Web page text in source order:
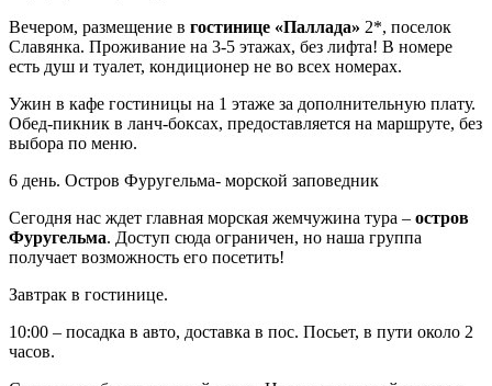
Вечером, размещение в гостинице «Паллада» 2*, поселок
Славянка. Проживание на 3-5 этажах, без лифта! В номере
есть душ и туалет, кондиционер не во всех номерах.
Ужин в кафе гостиницы на 1 этаже за дополнительную плату.
Обед-пикник в ланч-боксах, предоставляется на маршруте, без
выбора по меню.
6 день. Остров Фуругельма- морской заповедник
Сегодня нас ждет главная морская жемчужина тура – остров
Фуругельма. Доступ сюда ограничен, но наша группа
получает возможность его посетить!
Завтрак в гостинице.
10:00 – посадка в авто, доставка в пос. Посьет, в пути около 2
часов.